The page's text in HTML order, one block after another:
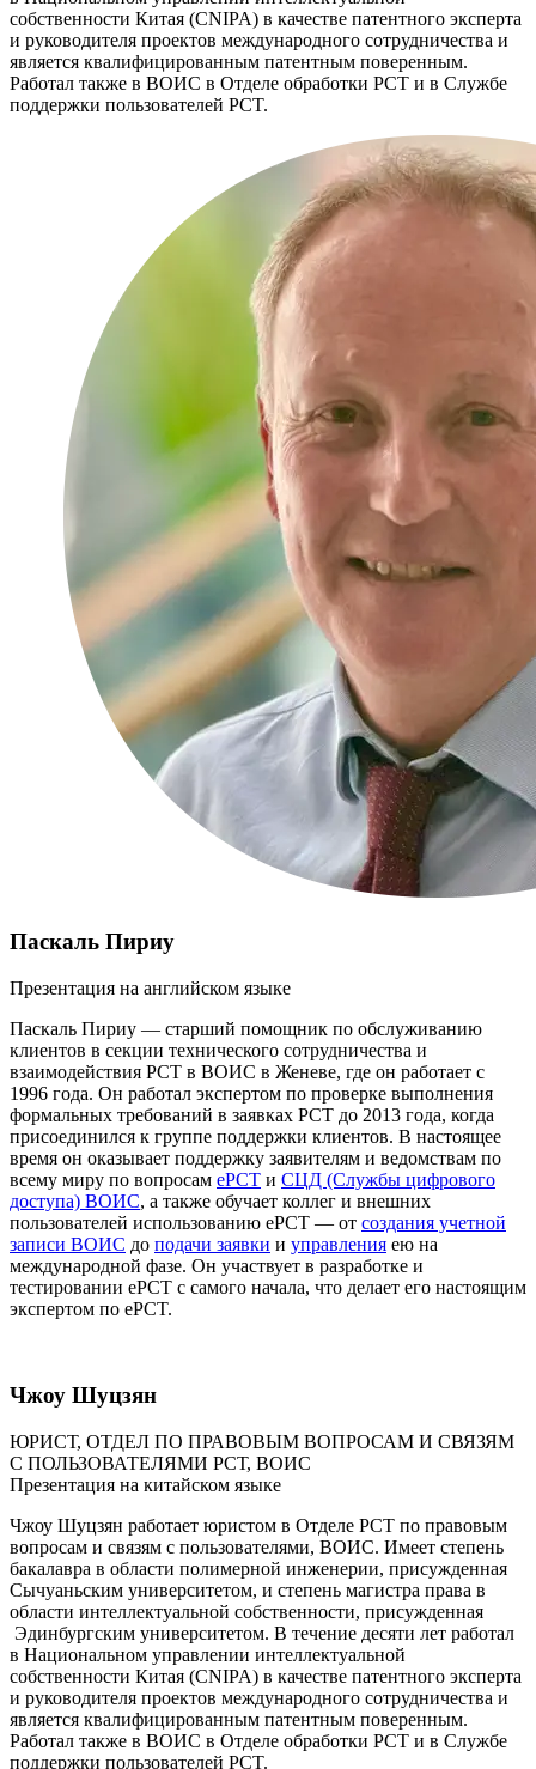
собственности Китая (CNIPA) в качестве патентного эксперта
и руководителя проектов международного сотрудничества и
является квалифицированным патентным поверенным.
Работал также в ВОИС в Отделе обработки РСТ и в Службе
поддержки пользователей PCT.
Паскаль Пириу
Презентация на английском языке
Паскаль Пириу — старший помощник по обслуживанию
клиентов в секции технического сотрудничества и
взаимодействия PCT в ВОИС в Женеве, где он работает с
1996 года. Он работал экспертом по проверке выполнения
формальных требований в заявках PCT до 2013 года, когда
присоединился к группе поддержки клиентов. В настоящее
время он оказывает поддержку заявителям и ведомствам по
всему миру по вопросам ePCT и СЦД (Службы цифрового
доступа) ВОИС, а также обучает коллег и внешних
пользователей использованию ePCT — от создания учетной
записи ВОИС до подачи заявки и управления ею на
международной фазе. Он участвует в разработке и
тестировании ePCT с самого начала, что делает его настоящим
экспертом по ePCT.
Чжоу Шуцзян
ЮРИСТ, ОТДЕЛ ПО ПРАВОВЫМ ВОПРОСАМ И СВЯЗЯМ
С ПОЛЬЗОВАТЕЛЯМИ РСТ, ВОИС
Презентация на китайском языке
Чжоу Шуцзян работает юристом в Отделе PCT по правовым
вопросам и связям с пользователями, ВОИС. Имеет степень
бакалавра в области полимерной инженерии, присужденная
Сычуаньским университетом, и степень магистра права в
области интеллектуальной собственности, присужденная
Эдинбургским университетом. В течение десяти лет работал
в Национальном управлении интеллектуальной
собственности Китая (CNIPA) в качестве патентного эксперта
и руководителя проектов международного сотрудничества и
является квалифицированным патентным поверенным.
Работал также в ВОИС в Отделе обработки РСТ и в Службе
поддержки пользователей PCT.